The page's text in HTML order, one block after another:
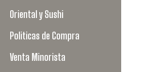
Oriental y Sushi
Politicas de Compra
Venta Minorista